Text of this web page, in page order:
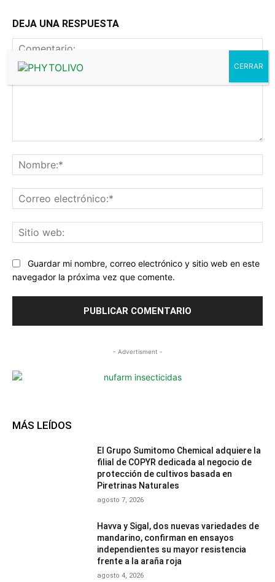
DEJA UNA RESPUESTA
Guardar mi nombre, correo electrónico y sitio web en este
navegador la próxima vez que comente.
- Advertisment -
MÁS LEÍDOS
El Grupo Sumitomo Chemical adquiere la
filial de COPYR dedicada al negocio de
protección de cultivos basada en
Piretrinas Naturales
agosto 7, 2026
Havva y Sigal, dos nuevas variedades de
mandarino, confirman en ensayos
independientes su mayor resistencia
frente a la araña roja
agosto 4, 2026